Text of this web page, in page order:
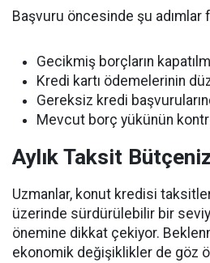
Başvuru öncesinde şu adımlar
Gecikmiş borçların
Kredi kartı ödemelerinin
Gereksiz kredi
Mevcut borç yükünün
Aylık Taksit
Uzmanlar, konut kredisi
üzerinde sürdürülebilir bir
önemine dikkat çekiyor.
ekonomik değişiklikler de göz